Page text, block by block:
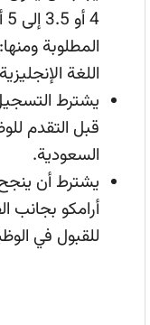
المطلوبة
اللغة
يشترط
قبل التقدم
السعودية.
يشترط أن
أرامكو بجانب
للقبول في